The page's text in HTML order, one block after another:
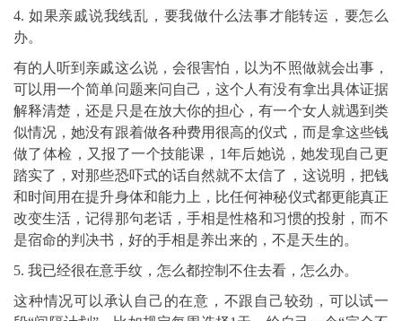
4. 如果亲戚说我线乱，要我做什么法事才能转运，要怎么
办。
有的人听到亲戚这么说，会很害怕，以为不照做就会出事，
可以用一个简单问题来问自己，这个人有没有拿出具体证据
解释清楚，还是只是在放大你的担心，有一个女人就遇到类
似情况，她没有跟着做各种费用很高的仪式，而是拿这些钱
做了体检，又报了一个技能课，1年后她说，她发现自己更
踏实了，对那些恐吓式的话自然就不太信了，这说明，把钱
和时间用在提升身体和能力上，比任何神秘仪式都更能真正
改变生活，记得那句老话，手相是性格和习惯的投射，而不
是宿命的判决书，好的手相是养出来的，不是天生的。
5. 我已经很在意手纹，怎么都控制不住去看，怎么办。
这种情况可以承认自己的在意，不跟自己较劲，可以试一